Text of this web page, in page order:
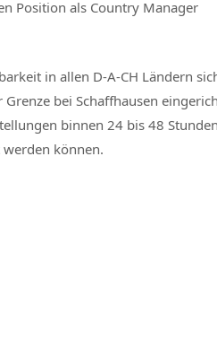
Position als Country Manager
in allen D-A-CH Ländern
bei Schaffhausen
binnen 24 bis 48
können.